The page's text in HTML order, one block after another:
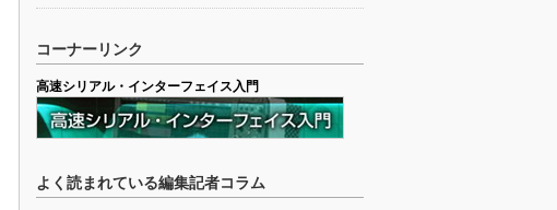
コーナーリンク
高速シリアル・インターフェイス入門
よく読まれている編集記者コラム